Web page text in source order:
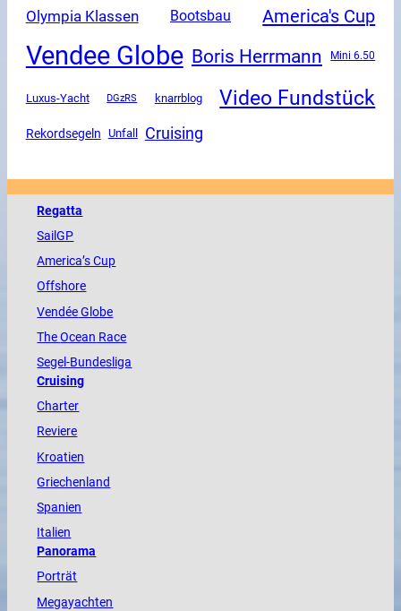
Olympia Klassen Bootsbau America's Cup
Vendee Globe Boris Herrmann Mini 6.50
Luxus-Yacht DGzRS knarrblog Video Fundstück
Rekordsegeln Unfall Cruising
Regatta
SailGP
America’s Cup
Offshore
VendéeGlobe
TheOcean Race
Segel-Bundesliga
Cruising
Charter
Reviere
Kroatien
Griechenland
Spanien
Italien
Panorama
Porträt
Megayachten